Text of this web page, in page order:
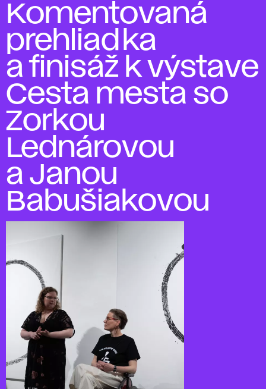
Komentovaná
prehliadka
a finisáž k výstave
Cesta mesta so
Zorkou
Lednárovou
a Janou
Babušiakovou